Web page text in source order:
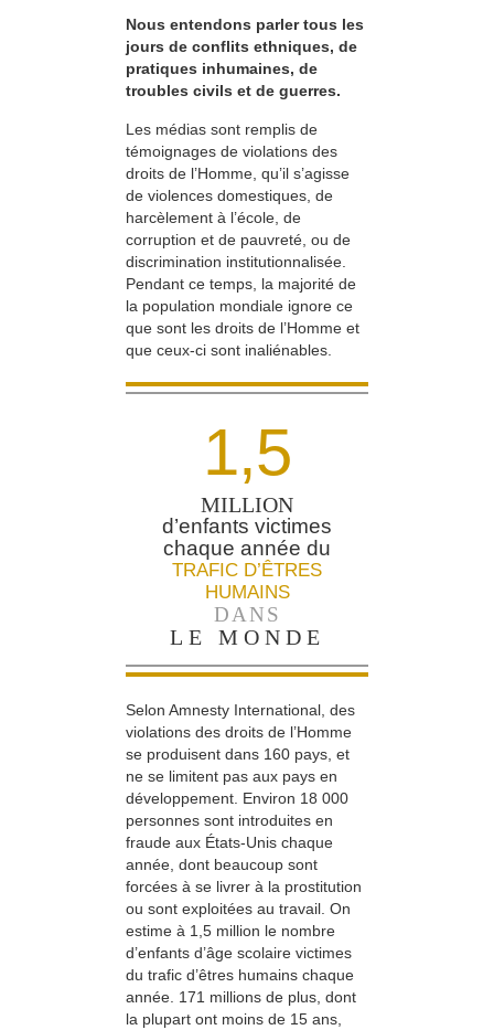
Nous entendons parler tous les
jours de conflits ethniques, de
pratiques inhumaines, de
troubles civils et de guerres.
Les médias sont remplis de
témoignages de violations des
droits de l’Homme, qu’il s’agisse
de violences domestiques, de
harcèlement à l’école, de
corruption et de pauvreté, ou de
discrimination institutionnalisée.
Pendant ce temps, la majorité de
la population mondiale ignore ce
que sont les droits de l’Homme et
que ceux-ci sont inaliénables.
1,5
MILLION
d’enfants victimes
chaque année du
TRAFIC D’ÊTRES
HUMAINS
DANS
LE MONDE
Selon Amnesty International, des
violations des droits de l’Homme
se produisent dans 160 pays, et
ne se limitent pas aux pays en
développement. Environ 18 000
personnes sont introduites en
fraude aux États-Unis chaque
année, dont beaucoup sont
forcées à se livrer à la prostitution
ou sont exploitées au travail. On
estime à 1,5 million le nombre
d’enfants d’âge scolaire victimes
du trafic d’êtres humains chaque
année. 171 millions de plus, dont
la plupart ont moins de 15 ans,